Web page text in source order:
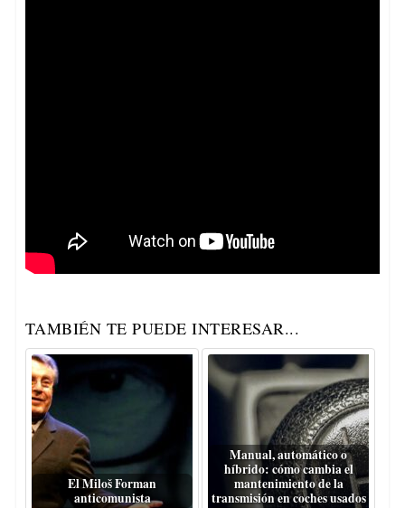
TAMBIÉN TE PUEDE INTERESAR...
El Miloš Forman
anticomunista
Manual, automático o
híbrido: cómo cambia el
mantenimiento de la
transmisión en coches usados